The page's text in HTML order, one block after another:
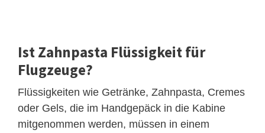
Ist Zahnpasta Flüssigkeit für
Flugzeuge?
Flüssigkeiten wie Getränke, Zahnpasta, Cremes
oder Gels, die im Handgepäck in die Kabine
mitgenommen werden, müssen in einem